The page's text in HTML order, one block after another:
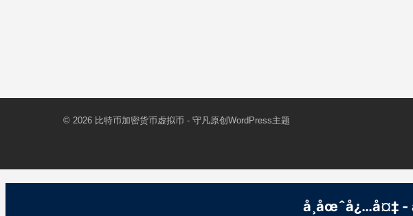
© 2026 比特币加密货币虚拟币 - 守凡原创 WordPress主题